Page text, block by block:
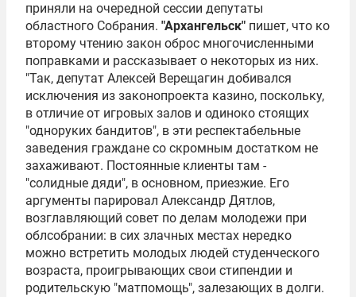
приняли на очередной сессии депутаты
областного Собрания. "Архангельск" пишет, что ко
второму чтению закон оброс многочисленными
поправками и рассказывает о некоторых из них.
"Так, депутат Алексей Верещагин добивался
исключения из законопроекта казино, поскольку,
в отличие от игровых залов и одиноко стоящих
"одноруких бандитов", в эти респектабельные
заведения граждане со скромным достатком не
захаживают. Постоянные клиенты там -
"солидные дяди", в основном, приезжие. Его
аргументы парировал Александр Дятлов,
возглавляющий совет по делам молодежи при
облсобрании: в сих злачных местах нередко
можно встретить молодых людей студенческого
возраста, проигрывающих свои стипендии и
родительскую "матпомощь", залезающих в долги.